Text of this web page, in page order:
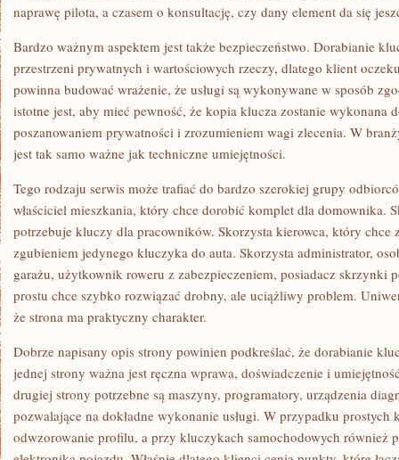
naprawę pilota, a czasem o konsultację, czy dany element da się
Bardzo ważnym aspektem jest także bezpieczeństwo. Dorabianie
przestrzeni prywatnych i wartościowych rzeczy, dlatego klient
powinna budować wrażenie, że usługi są wykonywane w sposób
istotne jest, aby mieć pewność, że kopia klucza zostanie wykonana
poszanowaniem prywatności i zrozumieniem wagi zlecenia. W
jest tak samo ważne jak techniczne umiejętności.
Tego rodzaju serwis może trafiać do bardzo szerokiej grupy
właściciel mieszkania, który chce dorobić komplet dla domownika.
potrzebuje kluczy dla pracowników. Skorzysta kierowca, który chce
zgubieniem jedynego kluczyka do auta. Skorzysta administrator,
garażu, użytkownik roweru z zabezpieczeniem, posiadacz skrzynki
prostu chce szybko rozwiązać drobny, ale uciążliwy problem.
że strona ma praktyczny charakter.
Dobrze napisany opis strony powinien podkreślać, że dorabianie
jednej strony ważna jest ręczna wprawa, doświadczenie i
drugiej strony potrzebne są maszyny, programatory, urządzenia
pozwalające na dokładne wykonanie usługi. W przypadku
odwzorowanie profilu, a przy kluczykach samochodowych również